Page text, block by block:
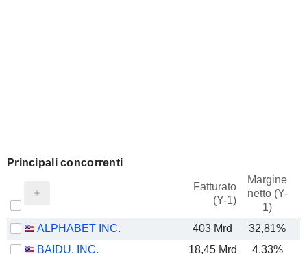
Principali concorrenti
Fatturato
(Y-1)
Margine
netto (Y-
1)
ALPHABET INC. 403 Mrd 32,81%
BAIDU, INC.
18,45 Mrd 4,33%